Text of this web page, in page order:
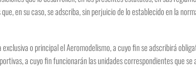
en su caso, se adscriba, sin perjuicio de lo establecido en la
o principal el Aeromodelismo, a cuyo fin se adscribirá
a cuyo fin funcionarán las unidades correspondientes que